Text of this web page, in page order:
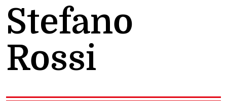
Stefano
Rossi